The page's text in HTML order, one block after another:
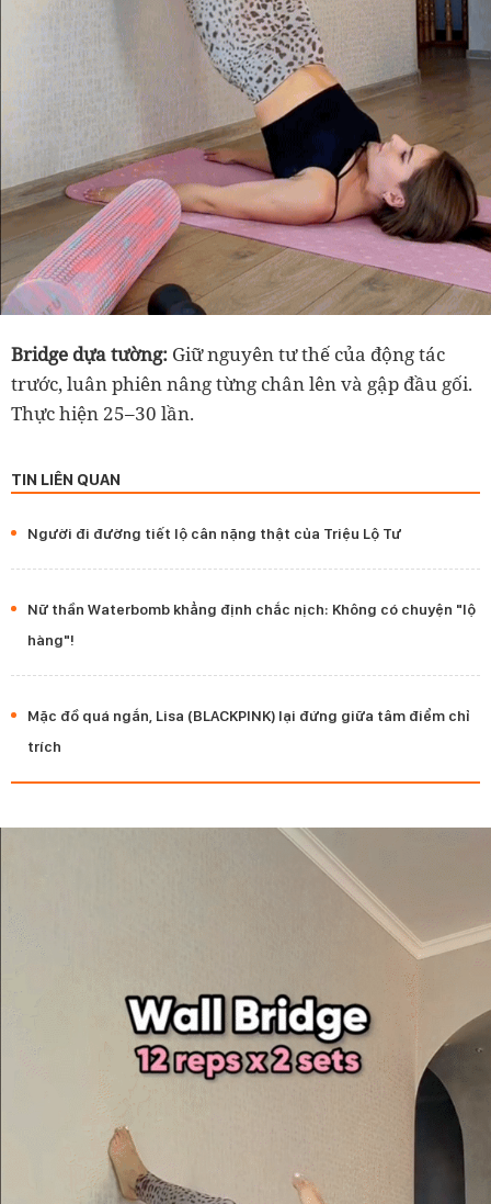
Bridge dựa tường: Giữ nguyên tư thế của động tác
trước, luân phiên nâng từng chân lên và gập đầu gối.
Thực hiện 25–30 lần.
TIN LIÊN QUAN
Người đi đường tiết lộ cân nặng thật của Triệu Lộ Tư
Nữ thần Waterbomb khẳng định chắc nịch: Không có chuyện "lộ
hàng"!
Mặc đồ quá ngắn, Lisa (BLACKPINK) lại đứng giữa tâm điểm chỉ
trích